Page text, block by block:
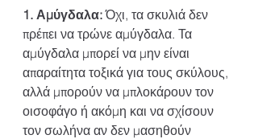
1. Αμύγδαλα: Όχι, τα σκυλιά δεν
πρέπει να τρώνε αμύγδαλα. Τα
αμύγδαλα μπορεί να μην είναι
απαραίτητα τοξικά για τους σκύλους,
αλλά μπορούν να μπλοκάρουν τον
οισοφάγο ή ακόμη και να σχίσουν
τον σωλήνα αν δεν μασηθούν